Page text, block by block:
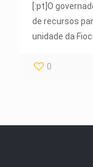
[:pt]O
de recursos
unidade da
0